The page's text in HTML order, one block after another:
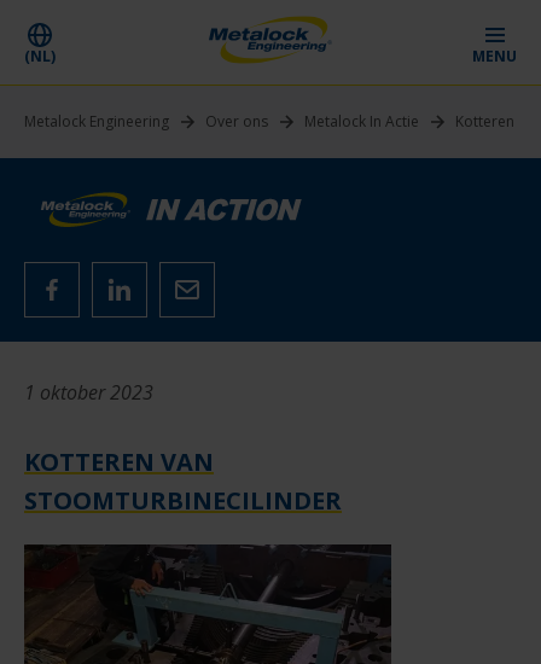
(NL) MENU
Metalock Engineering Over ons Metalock In Actie Kotteren
1 oktober 2023
KOTTEREN VAN
STOOMTURBINECILINDER